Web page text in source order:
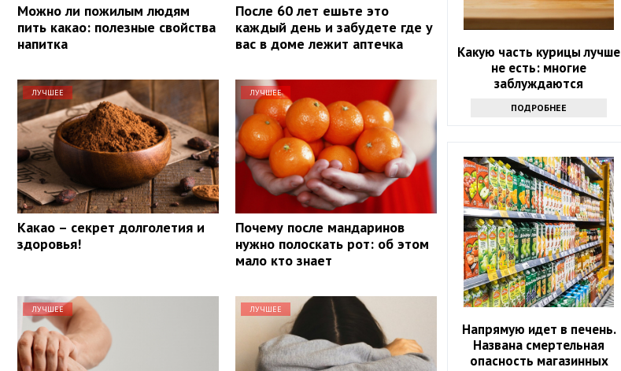
Можно ли пожилым людям
пить какао: полезные свойства
напитка
После 60 лет ешьте это
каждый день и забудете где у
вас в доме лежит аптечка
ЛУЧШЕЕ
Какао – секрет долголетия и
здоровья!
ЛУЧШЕЕ
Почему после мандаринов
нужно полоскать рот: об этом
мало кто знает
ЛУЧШЕЕ ЛУЧШЕЕ
Какую часть курицы лучше
не есть: многие
заблуждаются
ПОДРОБНЕЕ
Напрямую идет в печень.
Названа смертельная
опасность магазинных